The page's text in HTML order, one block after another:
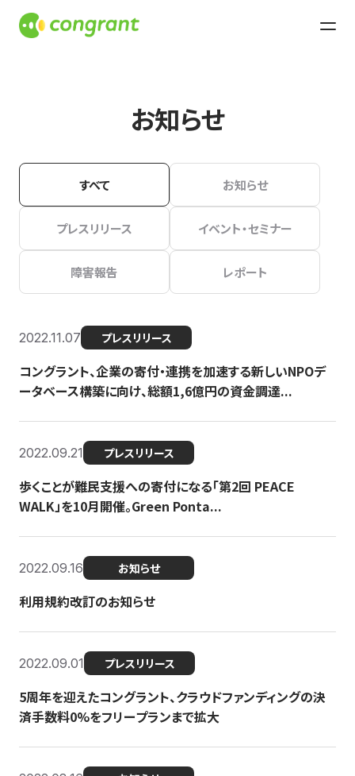
お知らせ
すべて お知らせ
プレスリリース イベント・セミナー
障害報告 レポート
2022.11.07 プレスリリース
コングラント、企業の寄付・連携を加速する新しいNPOデ
ータベース構築に向け、総額1,6億円の資金調達...
2022.09.21 プレスリリース
歩くことが難民支援への寄付になる「第2回 PEACE
WALK」を10月開催。Green Ponta...
2022.09.16 お知らせ
利用規約改訂のお知らせ
2022.09.01 プレスリリース
5周年を迎えたコングラント、クラウドファンディングの決
済手数料0%をフリープランまで拡大